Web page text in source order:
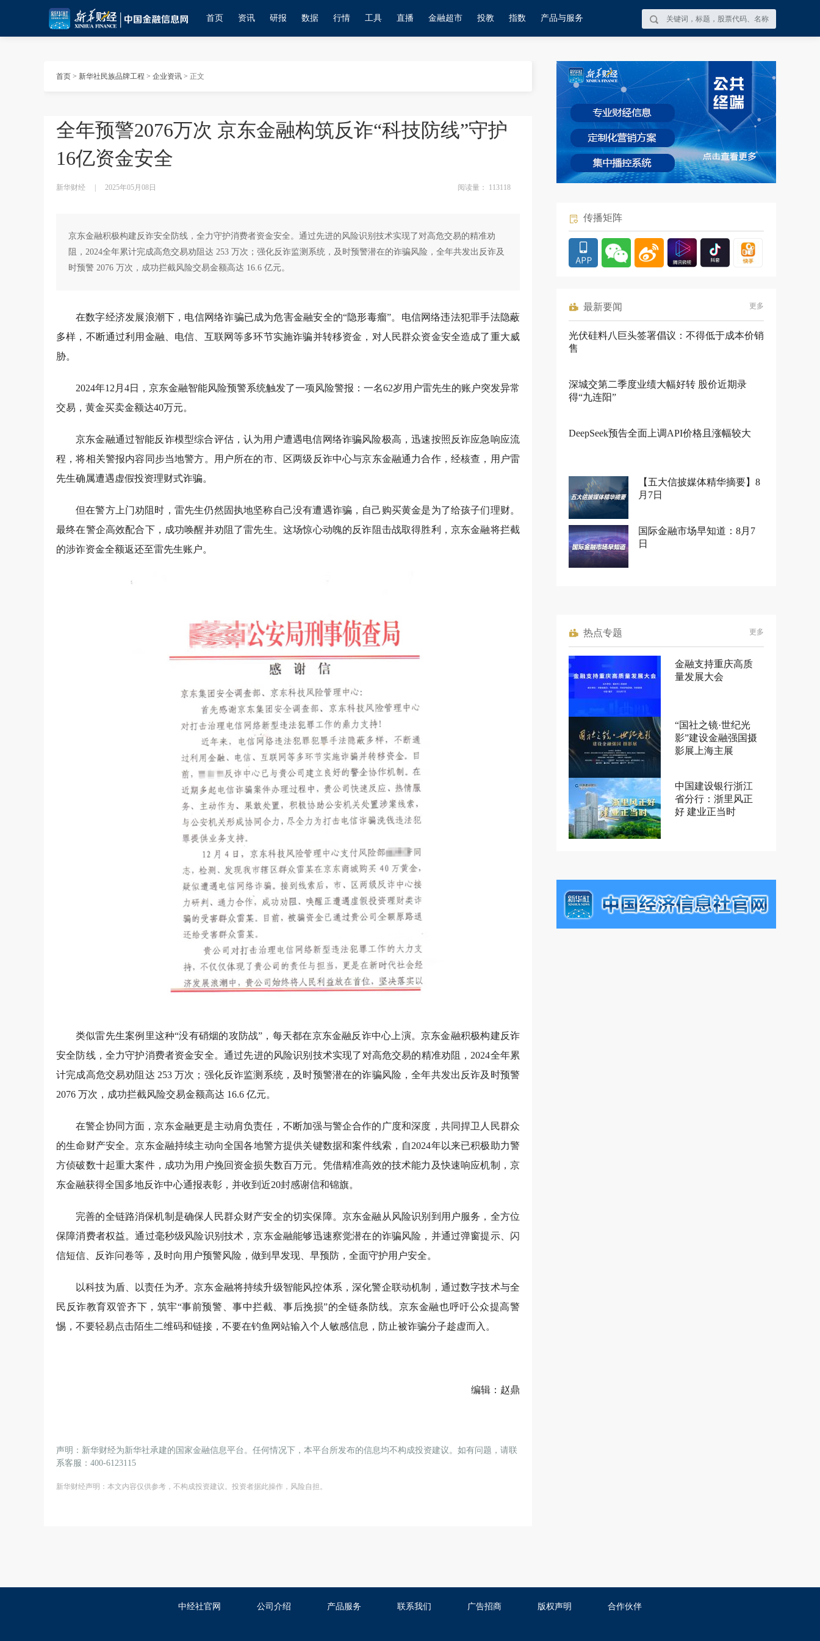
首页 资讯 研报 数据 行情 工具 直播 金融超市 投教 指数 产品与服务
首页 > 新华社民族品牌工程 > 企业资讯 > 正文
全年预警2076万次 京东金融构筑反诈“科技防线”守护
16亿资金安全
新华财经 2025年05月08日 阅读量： 113118
京东金融积极构建反诈安全防线，全力守护消费者资金安全。通过先进的风险识别技术实现了对高危交易的精准劝
阻，2024全年累计完成高危交易劝阻达 253 万次；强化反诈监测系统，及时预警潜在的诈骗风险，全年共发出反诈及
时预警 2076 万次，成功拦截风险交易金额高达 16.6 亿元。
在数字经济发展浪潮下，电信网络诈骗已成为危害金融安全的“隐形毒瘤”。电信网络违法犯罪手法隐蔽
多样，不断通过利用金融、电信、互联网等多环节实施诈骗并转移资金，对人民群众资金安全造成了重大威
胁。
2024年12月4日，京东金融智能风险预警系统触发了一项风险警报：一名62岁用户雷先生的账户突发异常
交易，黄金买卖金额达40万元。
京东金融通过智能反诈模型综合评估，认为用户遭遇电信网络诈骗风险极高，迅速按照反诈应急响应流
程，将相关警报内容同步当地警方。用户所在的市、区两级反诈中心与京东金融通力合作，经核查，用户雷
先生确属遭遇虚假投资理财式诈骗。
但在警方上门劝阻时，雷先生仍然固执地坚称自己没有遭遇诈骗，自己购买黄金是为了给孩子们理财。
最终在警企高效配合下，成功唤醒并劝阻了雷先生。这场惊心动魄的反诈阻击战取得胜利，京东金融将拦截
的涉诈资金全额返还至雷先生账户。
类似雷先生案例里这种“没有硝烟的攻防战”，每天都在京东金融反诈中心上演。京东金融积极构建反诈
安全防线，全力守护消费者资金安全。通过先进的风险识别技术实现了对高危交易的精准劝阻，2024全年累
计完成高危交易劝阻达 253 万次；强化反诈监测系统，及时预警潜在的诈骗风险，全年共发出反诈及时预警
2076 万次，成功拦截风险交易金额高达 16.6 亿元。
在警企协同方面，京东金融更是主动肩负责任，不断加强与警企合作的广度和深度，共同捍卫人民群众
的生命财产安全。京东金融持续主动向全国各地警方提供关键数据和案件线索，自2024年以来已积极助力警
方侦破数十起重大案件，成功为用户挽回资金损失数百万元。凭借精准高效的技术能力及快速响应机制，京
东金融获得全国多地反诈中心通报表彰，并收到近20封感谢信和锦旗。
完善的全链路消保机制是确保人民群众财产安全的切实保障。京东金融从风险识别到用户服务，全方位
保障消费者权益。通过毫秒级风险识别技术，京东金融能够迅速察觉潜在的诈骗风险，并通过弹窗提示、闪
信短信、反诈问卷等，及时向用户预警风险，做到早发现、早预防，全面守护用户安全。
以科技为盾、以责任为矛。京东金融将持续升级智能风控体系，深化警企联动机制，通过数字技术与全
民反诈教育双管齐下，筑牢“事前预警、事中拦截、事后挽损”的全链条防线。京东金融也呼吁公众提高警
惕，不要轻易点击陌生二维码和链接，不要在钓鱼网站输入个人敏感信息，防止被诈骗分子趁虚而入。
编辑：赵鼎
声明：新华财经为新华社承建的国家金融信息平台。任何情况下，本平台所发布的信息均不构成投资建议。如有问题，请联
系客服：400-6123115
新华财经声明：本文内容仅供参考，不构成投资建议。投资者据此操作，风险自担。
传播矩阵
最新要闻 更多
光伏硅料八巨头签署倡议：不得低于成本价销
售
深城交第二季度业绩大幅好转 股价近期录
得“九连阳”
DeepSeek预告全面上调API价格且涨幅较大
【五大信披媒体精华摘要】8
月7日
国际金融市场早知道：8月7
日
热点专题 更多
金融支持重庆高质
量发展大会
“国社之镜·世纪光
影”建设金融强国摄
影展上海主展
中国建设银行浙江
省分行：浙里风正
好 建业正当时
中经社官网 公司介绍 产品服务 联系我们 广告招商 版权声明 合作伙伴